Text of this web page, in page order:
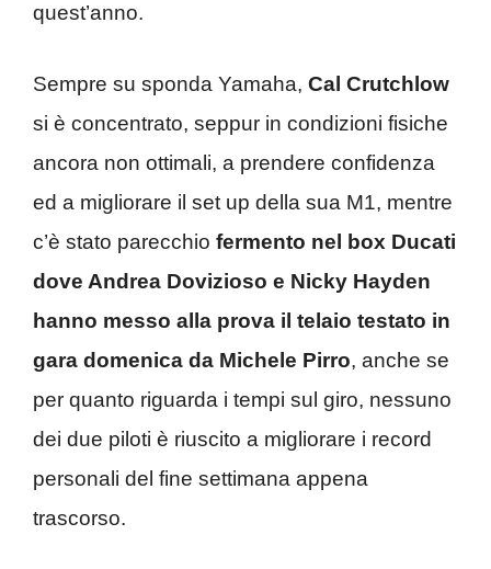
quest’anno.
Sempre su sponda Yamaha, Cal Crutchlow
si è concentrato, seppur in condizioni fisiche
ancora non ottimali, a prendere confidenza
ed a migliorare il set up della sua M1, mentre
c’è stato parecchio fermento nel box Ducati
dove Andrea Dovizioso e Nicky Hayden
hanno messo alla prova il telaio testato in
gara domenica da Michele Pirro, anche se
per quanto riguarda i tempi sul giro, nessuno
dei due piloti è riuscito a migliorare i record
personali del fine settimana appena
trascorso.